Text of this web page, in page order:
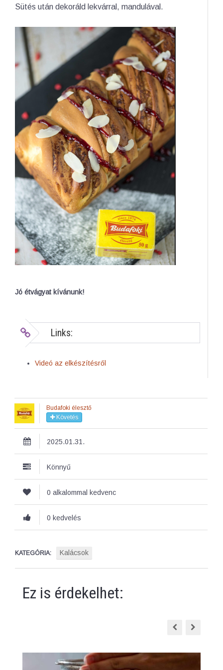
Sütés után dekoráld lekvárral, mandulával.
Jó étvágyat kívánunk!
Links:
Videó az elkészítésről
Budafoki élesztő
Követés
2025.01.31.
Könnyű
0 alkalommal kedvenc
0 kedvelés
KATEGÓRIA: Kalácsok
Ez is érdekelhet: